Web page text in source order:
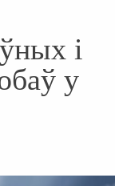
і
у